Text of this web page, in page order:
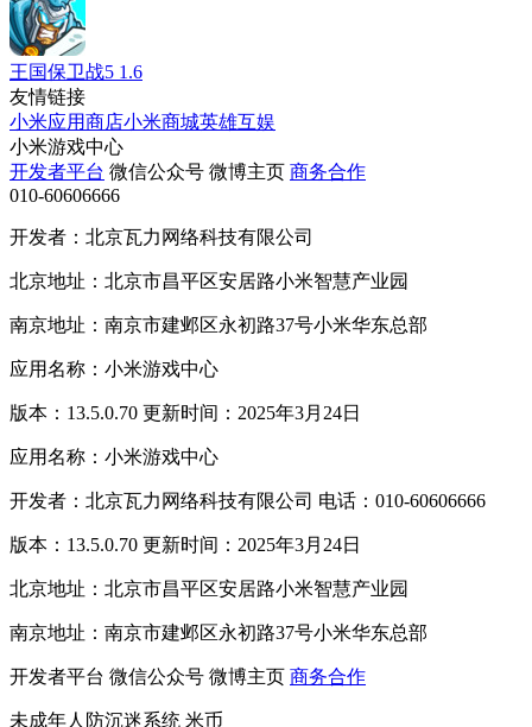
王国保卫战5 1.6
友情链接
小米应用商店小米商城英雄互娱
小米游戏中心
开发者平台 微信公众号 微博主页 商务合作
010-60606666
开发者：北京瓦力网络科技有限公司
北京地址：北京市昌平区安居路小米智慧产业园
南京地址：南京市建邺区永初路37号小米华东总部
应用名称：小米游戏中心
版本：13.5.0.70 更新时间：2025年3月24日
应用名称：小米游戏中心
开发者：北京瓦力网络科技有限公司 电话：010-60606666
版本：13.5.0.70 更新时间：2025年3月24日
北京地址：北京市昌平区安居路小米智慧产业园
南京地址：南京市建邺区永初路37号小米华东总部
开发者平台 微信公众号 微博主页 商务合作
未成年人防沉迷系统 米币